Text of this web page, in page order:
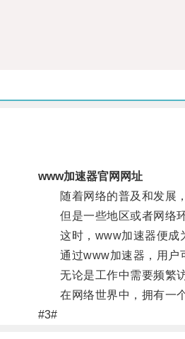
www加速器官网网址
随着网络的普及和发展，
但是一些地区或者网络环
这时，www加速器便成为
通过www加速器，用户可
无论是工作中需要频繁访
在网络世界中，拥有一个
#3#